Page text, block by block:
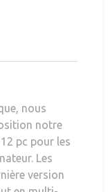
nous
notre
pc pour les
Les
version